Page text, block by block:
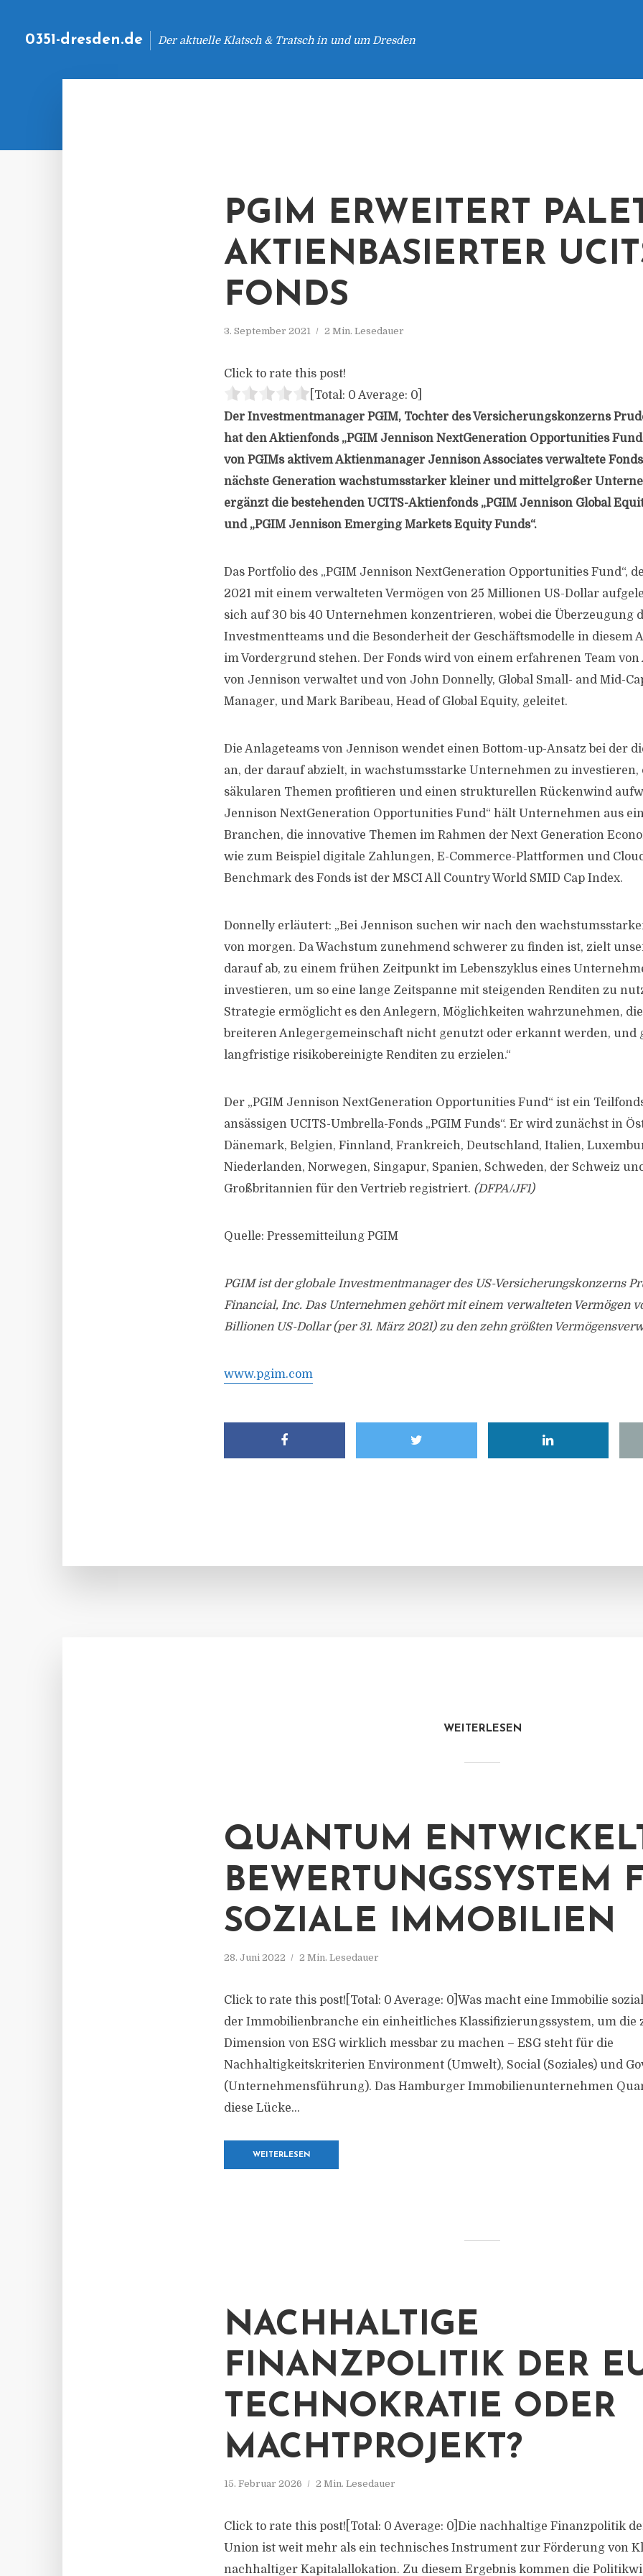
0351-dresden.de Der aktuelle Klatsch & Tratsch in und um Dresden
PGIM ERWEITERT
AKTIENBASIERTER
FONDS
3. September 2021 2 Min. Lesedauer
Click to rate this post!
[Total: 0 Average: 0
Der Investmentmanager PGIM, Tochter des Versicherungskonzerns
hat den Aktienfonds „PGIM Jennison NextGeneration Opportunities
von PGIMs aktivem Aktienmanager Jennison Associates verwaltete
nächste Generation wachstumsstarker kleiner und mittelgroßer
ergänzt die bestehenden UCITS-Aktienfonds „PGIM Jennison Global
und „PGIM Jennison Emerging Markets Equity Funds“.
Das Portfolio des „PGIM Jennison NextGeneration Opportunities Fund“,
2021 mit einem verwalteten Vermögen von 25 Millionen US-Dollar
sich auf 30 bis 40 Unternehmen konzentrieren, wobei die Überzeugung
Investmentteams und die Besonderheit der Geschäftsmodelle in diesem
im Vordergrund stehen. Der Fonds wird von einem erfahrenen Team
von Jennison verwaltet und von John Donnelly, Global Small- and Mid-
Manager, und Mark Baribeau, Head of Global Equity, geleitet.
Die Anlageteams von Jennison wendet einen Bottom-up-Ansatz bei der
an, der darauf abzielt, in wachstumsstarke Unternehmen zu investieren,
säkularen Themen profitieren und einen strukturellen Rückenwind
Jennison NextGeneration Opportunities Fund“ hält Unternehmen aus
Branchen, die innovative Themen im Rahmen der Next Generation
wie zum Beispiel digitale Zahlungen, E-Commerce-Plattformen und
Benchmark des Fonds ist der MSCI All Country World SMID Cap Index.
Donnelly erläutert: „Bei Jennison suchen wir nach den
von morgen. Da Wachstum zunehmend schwerer zu finden ist, zielt
darauf ab, zu einem frühen Zeitpunkt im Lebenszyklus eines
investieren, um so eine lange Zeitspanne mit steigenden Renditen zu
Strategie ermöglicht es den Anlegern, Möglichkeiten wahrzunehmen,
breiteren Anlegergemeinschaft nicht genutzt oder erkannt werden, und
langfristige risikobereinigte Renditen zu erzielen.“
Der „PGIM Jennison NextGeneration Opportunities Fund“ ist ein
ansässigen UCITS-Umbrella-Fonds „PGIM Funds“. Er wird zunächst in
Dänemark, Belgien, Finnland, Frankreich, Deutschland, Italien,
Niederlanden, Norwegen, Singapur, Spanien, Schweden, der Schweiz
Großbritannien für den Vertrieb registriert. (DFPA/JF1)
Quelle: Pressemitteilung PGIM
PGIM ist der globale Investmentmanager des US-Versicherungskonzerns
Financial, Inc. Das Unternehmen gehört mit einem verwalteten Vermögen
Billionen US-Dollar (per 31. März 2021) zu den zehn größten
www.pgim.com
WEITERLESEN
QUANTUM
BEWERTUNGSSYSTEM
SOZIALE IMMOBILIEN
28. Juni 2022 2 Min. Lesedauer
Click to rate this post![Total: 0 Average: 0]Was macht eine Immobilie
der Immobilienbranche ein einheitliches Klassifizierungssystem, um die
Dimension von ESG wirklich messbar zu machen – ESG steht für die
Nachhaltigkeitskriterien Environment (Umwelt), Social (Soziales) und
(Unternehmensführung). Das Hamburger Immobilienunternehmen
diese Lücke...
WEITERLESEN
NACHHALTIGE
FINANZPOLITIK DER
TECHNOKRATIE ODER
MACHTPROJEKT?
15. Februar 2026 2 Min. Lesedauer
Click to rate this post![Total: 0 Average: 0]Die nachhaltige Finanzpolitik
Union ist weit mehr als ein technisches Instrument zur Förderung von
nachhaltiger Kapitalallokation. Zu diesem Ergebnis kommen die